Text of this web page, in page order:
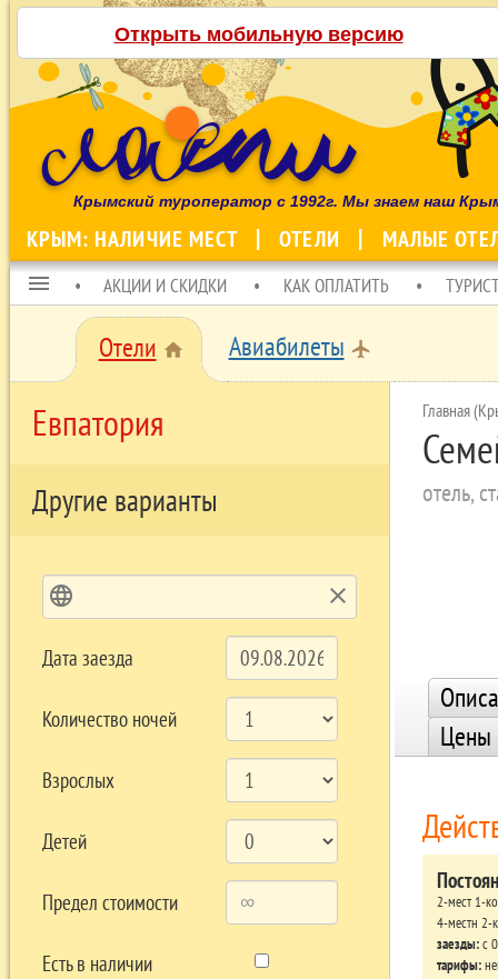
Открыть мобильную версию
Крымский туроператор с 1992г. Мы знаем наш
КРЫМ: НАЛИЧИЕ МЕСТ ОТЕЛИ МАЛЫЕ
menu АКЦИИ И СКИДКИ КАК ОПЛАТИТЬ
Отели home Авиабилеты local_airport
Евпатория
Другие варианты
language clear
Дата заезда
Количество ночей
Взрослых
Детей
Предел стоимости
Есть в наличии
Главная
отель,
Цены
2-мест 1-
4-местн 2-
заезды:c
тарифы: